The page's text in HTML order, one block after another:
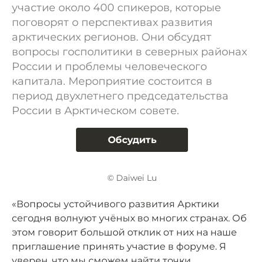
участие около 400 спикеров, которые
поговорят о перспективах развития
арктических регионов. Они обсудят
вопросы госполитики в северных районах
России и проблемы человеческого
капитала. Мероприятие состоится в
период двухлетнего председательства
России в Арктическом совете.
Обсудить
© Daiwei Lu
«Вопросы устойчивого развития Арктики
сегодня волнуют учёных во многих странах. Об
этом говорит большой отклик от них на наше
приглашение принять участие в форуме. Я